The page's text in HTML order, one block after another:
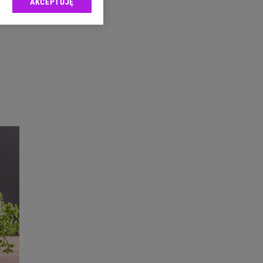
sp. z o.o., jej
Zmiana ustawień
celów identyfikacji.
reklam i treści,